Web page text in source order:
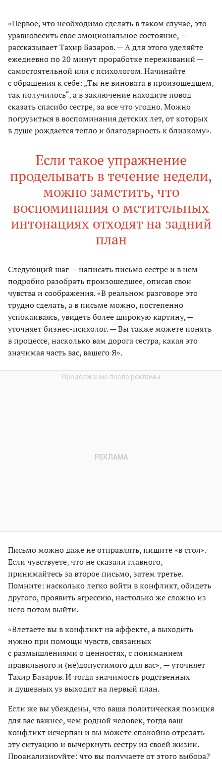
«Первое, что необходимо сделать в таком случае, это
уравновесить свое эмоцио­нальное состояние, —
рассказывает Тахир Базаров. — А для этого уделяйте
ежедневно по 20 минут проработке переживаний —
самостоятельной или с психологом. Начинайте
с обращения к себе: „Ты не виновата в произошедшем,
так получилось“, а в заключение находите повод
сказать спасибо сестре, за все что угодно. Можно
погрузиться в воспоминания детских лет, от которых
в душе рождается тепло и благодарность к близкому».
Если такое упражнение
проделывать в течение недели,
можно заметить, что
воспоминания о мстительных
интонациях отходят на задний
план
Следующий шаг — написать письмо сестре и в нем
подробно разобрать произошедшее, описав свои
чувства и соображения. «В реальном разговоре это
трудно сделать, а в письме можно, постепенно
успокаиваясь, увидеть более широкую картину, —
уточняет бизнес-психолог. — Вы также можете понять
в процессе, насколько вам дорога сестра, какая это
значимая часть вас, вашего Я».
Письмо можно даже не отправлять, пишите «в стол».
Если чувствуете, что не сказали главного,
принимайтесь за второе письмо, затем третье.
Помните: насколько легко войти в конфликт, обидеть
другого, проявить агрессию, настолько же сложно из
него потом выйти.
«Влетаете вы в конфликт на аффекте, а выходить
нужно при помощи чувств, связанных
с размышлениями о ценностях, с пониманием
правильного и (не)допустимого для вас», — уточняет
Тахир Базаров. И тогда значимость родственных
и душевных уз выходит на первый план.
Если же вы убеждены, что ваша политическая позиция
для вас важнее, чем родной человек, тогда ваш
конфликт исчерпан и вы можете спокойно отрезать
эту ситуацию и вычеркнуть сестру из своей жизни.
Проанализируйте: что вы получаете от этого выбора?